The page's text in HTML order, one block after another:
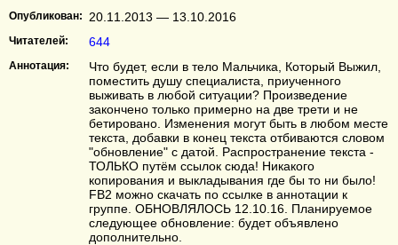
Опубликован: 20.11.2013 — 13.10.2016
Читателей: 644
Аннотация:
Что будет, если в тело Мальчика, Который Выжил,
поместить душу специалиста, приученного
выживать в любой ситуации? Произведение
закончено только примерно на две трети и не
бетировано. Изменения могут быть в любом месте
текста, добавки в конец текста отбиваются словом
"обновление" с датой. Распространение текста -
ТОЛЬКО путём ссылок сюда! Никакого
копирования и выкладывания где бы то ни было!
FB2 можно скачать по ссылке в аннотации к
группе. ОБНОВЛЯЛОСЬ 12.10.16. Планируемое
следующее обновление: будет объявлено
дополнительно.